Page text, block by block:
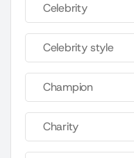
Celebrity
Celebrity style
Champion
Charity